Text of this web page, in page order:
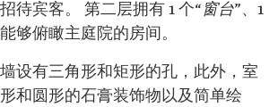
待宾客。 第二层拥有 1 个“窗台”、1
够俯瞰主庭院的房间。
设有三角形和矩形的孔，此外，室
和圆形的石膏装饰物以及简单绘